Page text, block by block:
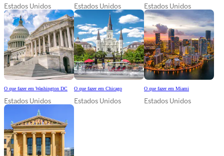
Estados Unidos Estados Unidos Estados Unidos
O que fazer em Washington DC
Estados Unidos
O que fazer em Chicago
Estados Unidos
O que fazer em Miami
Estados Unidos